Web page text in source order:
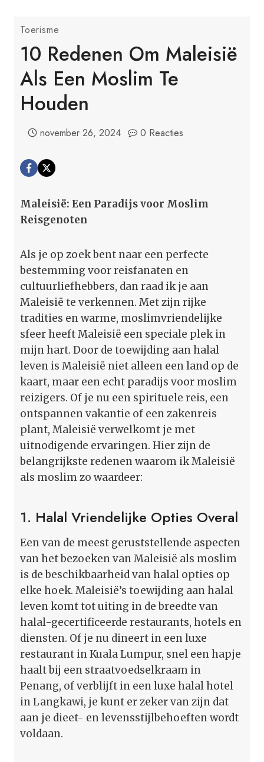
Toerisme
10 Redenen Om Maleisië
Als Een Moslim Te
Houden
november 26, 2024 0 Reacties
Maleisië: Een Paradijs voor Moslim
Reisgenoten
Als je op zoek bent naar een perfecte
bestemming voor reisfanaten en
cultuurliefhebbers, dan raad ik je aan
Maleisië te verkennen. Met zijn rijke
tradities en warme, moslimvriendelijke
sfeer heeft Maleisië een speciale plek in
mijn hart. Door de toewijding aan halal
leven is Maleisië niet alleen een land op de
kaart, maar een echt paradijs voor moslim
reizigers. Of je nu een spirituele reis, een
ontspannen vakantie of een zakenreis
plant, Maleisië verwelkomt je met
uitnodigende ervaringen. Hier zijn de
belangrijkste redenen waarom ik Maleisië
als moslim zo waardeer:
1. Halal Vriendelijke Opties Overal
Een van de meest geruststellende aspecten
van het bezoeken van Maleisië als moslim
is de beschikbaarheid van halal opties op
elke hoek. Maleisië’s toewijding aan halal
leven komt tot uiting in de breedte van
halal-gecertificeerde restaurants, hotels en
diensten. Of je nu dineert in een luxe
restaurant in Kuala Lumpur, snel een hapje
haalt bij een straatvoedselkraam in
Penang, of verblijft in een luxe halal hotel
in Langkawi, je kunt er zeker van zijn dat
aan je dieet- en levensstijlbehoeften wordt
voldaan.